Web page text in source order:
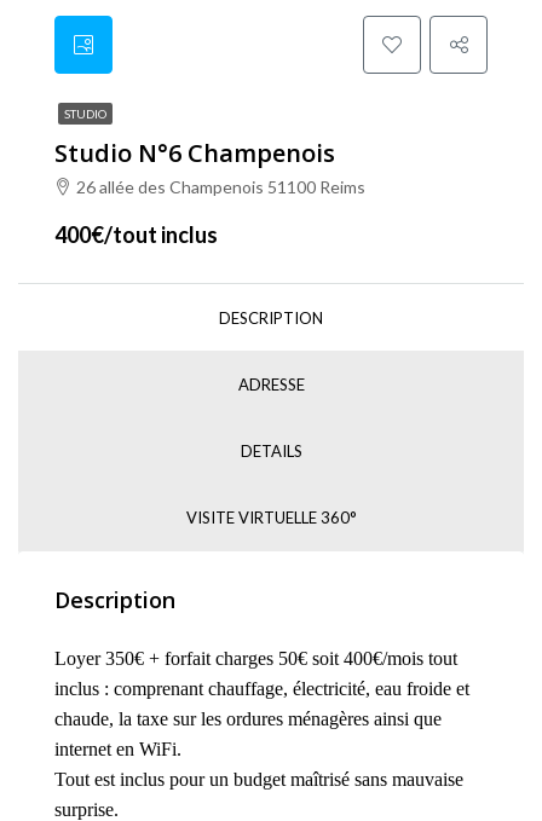
STUDIO
Studio N°6 Champenois
26 allée des Champenois 51100 Reims
400€/tout inclus
DESCRIPTION
ADRESSE
DETAILS
VISITE VIRTUELLE 360°
Description
Loyer 350€ + forfait charges 50€ soit 400€/mois tout
inclus : comprenant chauffage, électricité, eau froide et
chaude, la taxe sur les ordures ménagères ainsi que
internet en WiFi.
Tout est inclus pour un budget maîtrisé sans mauvaise
surprise.